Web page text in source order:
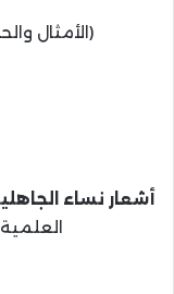
(الأمثال
أشعار نساء
العلمية، 1440 هـ، 2018 م،